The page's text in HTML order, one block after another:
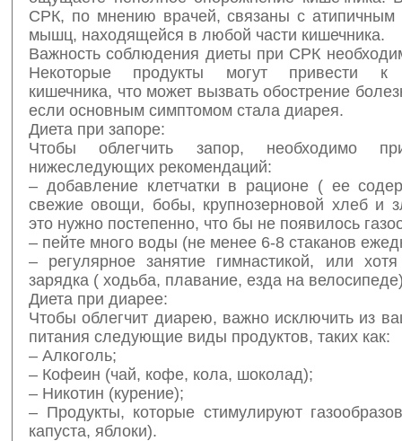
СРК, по мнению врачей, связаны с атипичным
мышц, находящейся в любой части кишечника.
Важность соблюдения диеты при СРК
Некоторые продукты могут привести к
кишечника, что может вызвать обострение
если основным симптомом стала диарея.
Диета при запоре:
Чтобы облегчить запор, необходимо
нижеследующих рекомендаций:
– добавление клетчатки в рационе ( ее
свежие овощи, бобы, крупнозерновой хлеб и
это нужно постепенно, что бы не появилось
– пейте много воды (не менее 6-8 стаканов
– регулярное занятие гимнастикой, или
зарядка ( ходьба, плавание, езда на
Диета при диарее:
Чтобы облегчит диарею, важно исключить из
питания следующие виды продуктов, таких как:
– Алкоголь;
– Кофеин (чай, кофе, кола, шоколад);
– Никотин (курение);
– Продукты, которые стимулируют
капуста, яблоки).